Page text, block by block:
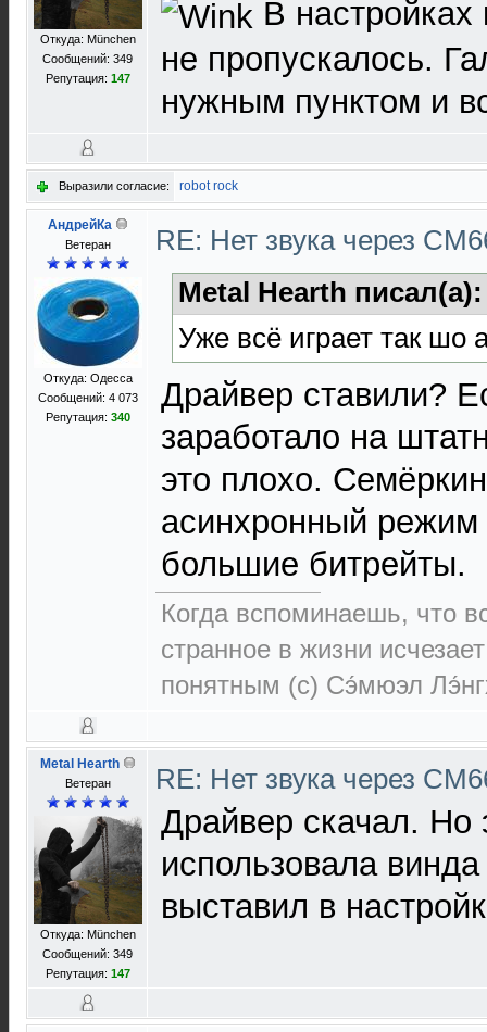
Откуда: München
Сообщений: 349
Репутация: 147
В
не пропускалось.
нужным пунктом и
Выразили согласие: robot rock
АндрейКа
Ветеран
Откуда: Одесса
Сообщений: 4 073
Репутация: 340
RE: Нет звука через
Metal Hearth
Уже всё играет так шо
Драйвер ставили?
заработало на
это плохо.
асинхронный режим
большие битрейты.
Когда вспоминаешь, что
странное в жизни
понятным (c) Сэ́мюэл
Metal Hearth
Ветеран
Откуда: München
Сообщений: 349
Репутация: 147
RE: Нет звука через
Драйвер скачал. Но
использовала
выставил в